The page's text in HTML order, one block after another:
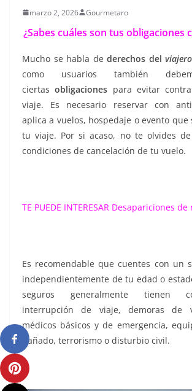
marzo 2, 2026 Gourmetaro
¿Sabes cuáles son tus obligaciones
Mucho se habla de derechos del viajero
como usuarios también
ciertasobligaciones para evitar
viaje. Es necesario reservar con
aplica a vuelos, hospedaje o evento que
tu viaje. Por si acaso, no te olvides
condiciones de cancelación de tu vuelo.
TE PUEDE INTERESAR Desapariciones de
Es recomendable que cuentes con un
independientemente de tu edad o
seguros generalmente tienen
interrupción de viaje, demoras de
médicos básicos y de emergencia,
dañado, terrorismo o disturbio civil.